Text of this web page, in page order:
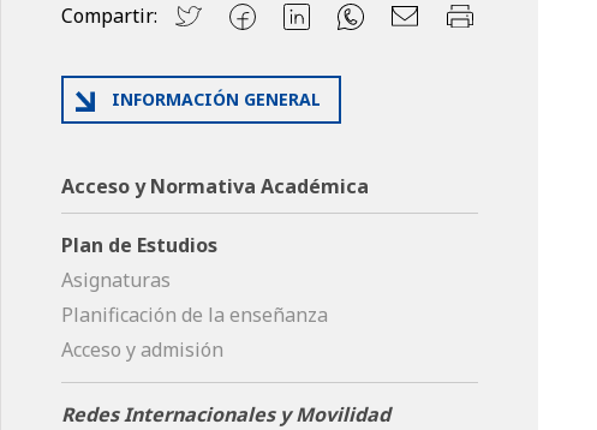
Compartir:
INFORMACIÓN GENERAL
Acceso y Normativa Académica
Plan de Estudios
Asignaturas
Planificación de la enseñanza
Acceso y admisión
Redes Internacionales y Movilidad